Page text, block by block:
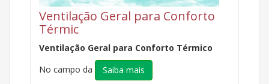
Ventilação Geral para Conforto
Térmic
Ventilação Geral para Conforto Térmico
No campo da
Saiba mais